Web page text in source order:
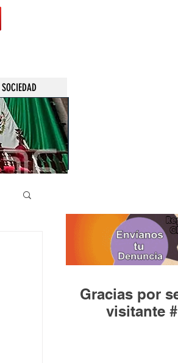
SOCIEDAD
Gracias por
visitante #